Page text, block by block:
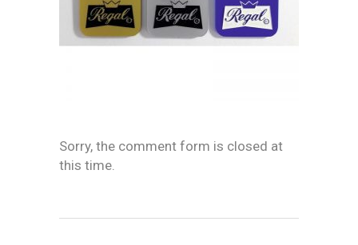
Sorry, the comment form is closed at
this time.